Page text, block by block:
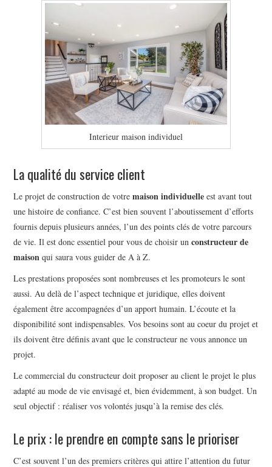
Interieur maison individuel
La qualité du service client
Le projet de construction de votremaison individuelle est avant tout
une histoire de confiance. C’est bien souvent l’aboutissement d’efforts
fournis depuis plusieurs années, l’un des points clés de votre parcours
de vie. Il est donc essentiel pour vous de choisir unconstructeur de
maison qui saura vous guider de A à Z.
Les prestations proposées sont nombreuses et les promoteurs le sont
aussi. Au delà de l’aspect technique et juridique, elles doivent
également être accompagnées d’un apport humain. L’écoute et la
disponibilité sont indispensables. Vos besoins sont au coeur du projet et
ils doivent être définis avant que le constructeur ne vous annonce un
projet.
Le commercial du constructeur doit proposer au client le projet le plus
adapté au mode de vie envisagé et, bien évidemment, à son budget. Un
seul objectif : réaliser vos volontés jusqu’à la remise des clés.
Le prix : le prendre en compte sans le prioriser
C’est souvent l’un des premiers critères qui attire l’attention du futur